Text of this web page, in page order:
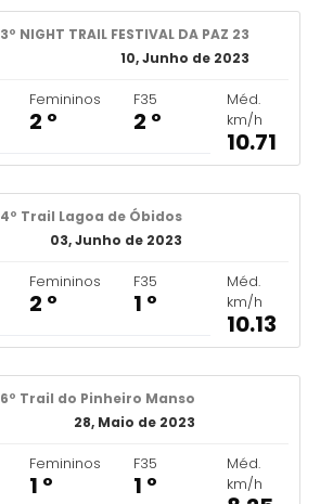
3º NIGHT TRAIL FESTIVAL DA PAZ 23
10, Junho de 2023
Femininos
2 º
F35
2 º
Méd.
km/h
10.71
4º Trail Lagoa de Óbidos
03, Junho de 2023
Femininos
2 º
F35
1 º
Méd.
km/h
10.13
6º Trail do Pinheiro Manso
28, Maio de 2023
Femininos
1 º
F35
1 º
Méd.
km/h